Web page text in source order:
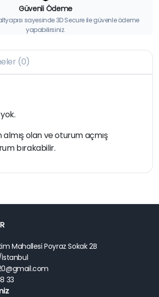
Güvenli Ödeme
sayesinde 3D Secure ile güvenle ödeme
yapabilirsiniz.
(0)
almış olan ve oturum açmış
bırakabilir.
Mahallesi Poyraz Sokak 2B
İstanbul
33